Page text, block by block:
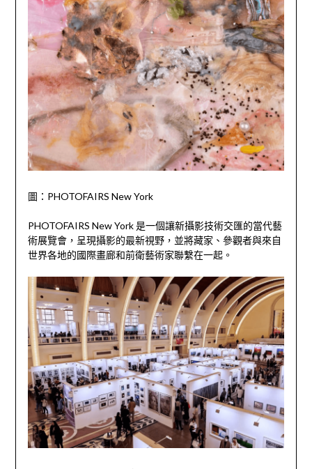
圖：PHOTOFAIRS New York
PHOTOFAIRS New York 是一個讓新攝影技術交匯的當代藝
術展覽會，呈現攝影的最新視野，並將藏家、參觀者與來自
世界各地的國際畫廊和前衛藝術家聯繫在一起。